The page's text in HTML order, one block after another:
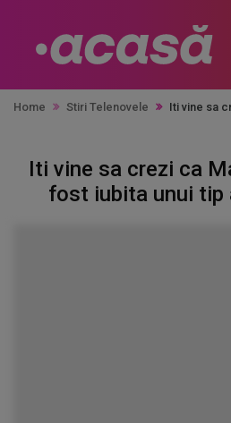
Home Stiri Telenovele Iti vine sa
Iti vine sa crezi ca
fost iubita unui tip